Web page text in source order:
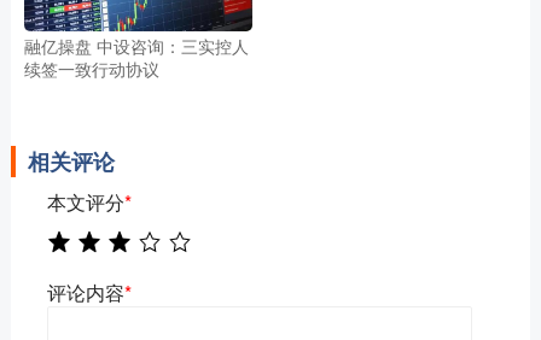
融亿操盘 中设咨询：三实控人
续签一致行动协议
相关评论
本文评分*
评论内容*